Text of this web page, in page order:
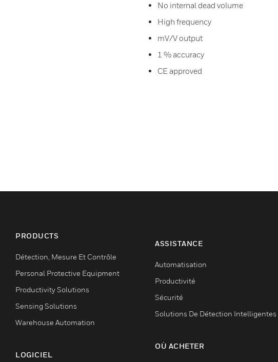
No internal dead volume
High frequency
mV/V output
1 % accuracy
CE approved
PRODUCTS
Détection, Mesure Et Contrôle
Personal Protective Equipment
Productivity Solutions
Sensing Solutions
Warehouse Automation
LOGICIEL
ASSISTANCE
Automatisation
Productivité
Sécurité
Solutions De Détection Intelligentes
OÙ ACHETER